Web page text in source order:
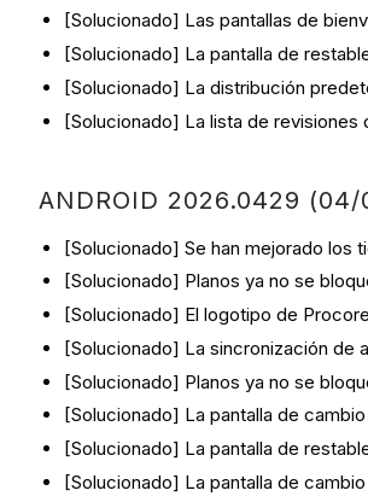
[Solucionado] Las pantallas de
[Solucionado] La pantalla de
[Solucionado] La distribución
[Solucionado] La lista de revisiones
ANDROID 2026.0429
[Solucionado] Se han mejorado los
[Solucionado] Planos ya no se
[Solucionado] El logotipo de
[Solucionado] La sincronización de
[Solucionado] Planos ya no se
[Solucionado] La pantalla de
[Solucionado] La pantalla de
[Solucionado] La pantalla de